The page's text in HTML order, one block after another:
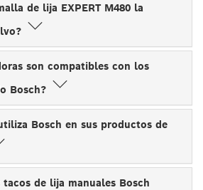
de lija EXPERT M480 la
son compatibles con los
Bosch?
Bosch en sus productos de
de lija manuales Bosch